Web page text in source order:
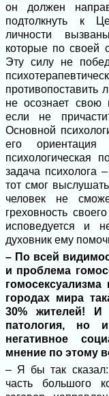
он должен
подтолкнуть к
личности
которые по своей
Эту силу не
противопоставить
не осознает свою
если не
Основной
его
психологическая
задача психолога
тот смог
человек не
греховность
исповедуется и
духовник ему
– По всей
и проблема
городах мира
30% жителей! И
патология, но
негативное
мнение по этому
– Я бы так сказал:
часть большого